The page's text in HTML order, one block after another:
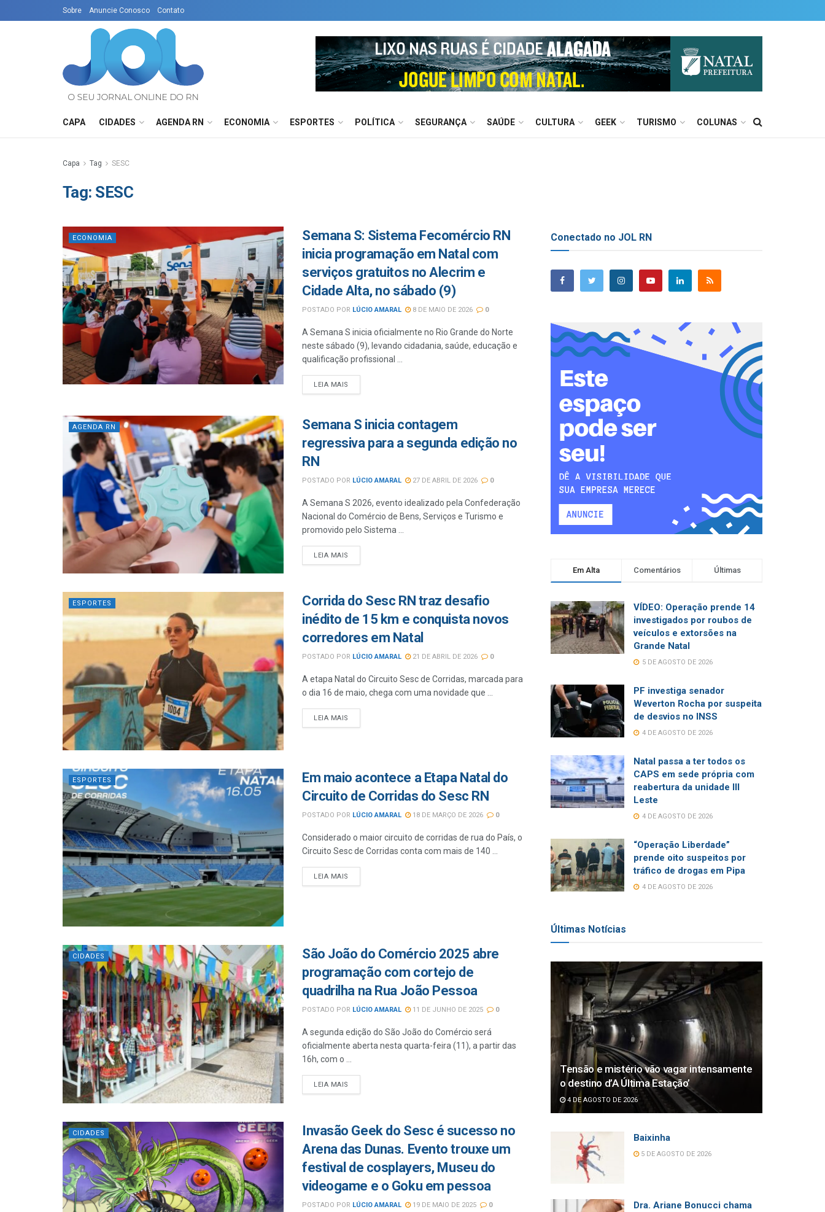
Sobre Anuncie Conosco Contato
CAPA CIDADES AGENDA RN ECONOMIA ESPORTES POLÍTICA SEGURANÇA SAÚDE CULTURA GEEK TURISMO COLUNAS
Capa Tag SESC
Tag: SESC
ECONOMIA
Semana S: Sistema Fecomércio RN
inicia programação em Natal com
serviços gratuitos no Alecrim e
Cidade Alta, no sábado (9)
POSTADO POR LÚCIO AMARAL 8 DE MAIO DE 2026 0
A Semana S inicia oficialmente no Rio Grande do Norte
neste sábado (9), levando cidadania, saúde, educação e
qualificação profissional ...
LEIA MAIS
AGENDA RN
Semana S inicia contagem
regressiva para a segunda edição no
RN
POSTADO POR LÚCIO AMARAL 27 DE ABRIL DE 2026 0
A Semana S 2026, evento idealizado pela Confederação
Nacional do Comércio de Bens, Serviços e Turismo e
promovido pelo Sistema ...
LEIA MAIS
ESPORTES
Corrida do Sesc RN traz desafio
inédito de 15 km e conquista novos
corredores em Natal
POSTADO POR LÚCIO AMARAL 21 DE ABRIL DE 2026 0
A etapa Natal do Circuito Sesc de Corridas, marcada para
o dia 16 de maio, chega com uma novidade que ...
LEIA MAIS
ESPORTES
Em maio acontece a Etapa Natal do
Circuito de Corridas do Sesc RN
POSTADO POR LÚCIO AMARAL 18 DE MARÇO DE 2026 0
Considerado o maior circuito de corridas de rua do País, o
Circuito Sesc de Corridas conta com mais de 140 ...
LEIA MAIS
CIDADES
São João do Comércio 2025 abre
programação com cortejo de
quadrilha na Rua João Pessoa
POSTADO POR LÚCIO AMARAL 11 DE JUNHO DE 2025 0
A segunda edição do São João do Comércio será
oficialmente aberta nesta quarta-feira (11), a partir das
16h, com o ...
LEIA MAIS
CIDADES
Invasão Geek do Sesc é sucesso no
Arena das Dunas. Evento trouxe um
festival de cosplayers, Museu do
videogame e o Goku em pessoa
POSTADO POR LÚCIO AMARAL 19 DE MAIO DE 2025 0
Conectado no JOL RN
Em Alta Comentários Últimas
VÍDEO: Operação prende 14
investigados por roubos de
veículos e extorsões na
Grande Natal
5 DE AGOSTO DE 2026
PF investiga senador
Weverton Rocha por suspeita
de desvios no INSS
4 DE AGOSTO DE 2026
Natal passa a ter todos os
CAPS em sede própria com
reabertura da unidade III
Leste
4 DE AGOSTO DE 2026
“Operação Liberdade”
prende oito suspeitos por
tráfico de drogas em Pipa
4 DE AGOSTO DE 2026
Últimas Notícias
Tensão e mistério vão vagar intensamente
o destino d’A Última Estação’
4 DE AGOSTO DE 2026
Baixinha
5 DE AGOSTO DE 2026
Dra. Ariane Bonucci chama